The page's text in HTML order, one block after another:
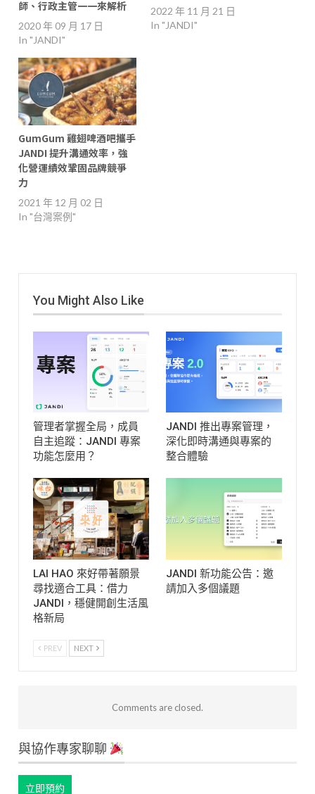
師、行政主管一一來解析
2020 年 09 月 17 日
In "JANDI"
2022 年 11 月 21 日
In "JANDI"
GumGum 雞翅啤酒吧攜手
JANDI 提升溝通效率，強
化營運績效鞏固品牌競爭
力
2021 年 12 月 02 日
In "台灣案例"
You Might Also Like
管理者掌握全局，成員
自主追蹤：JANDI 專案
功能怎麼用？
JANDI 推出專案管理，
深化即時溝通與專案的
整合體驗
LAI HAO 來好帶著願景
尋找適合工具：借力
JANDI，穩健開創生活風
格新局
JANDI 新功能公告：邀
請加入多個議題
PREV NEXT
Comments are closed.
與協作專家聊聊
立即預約